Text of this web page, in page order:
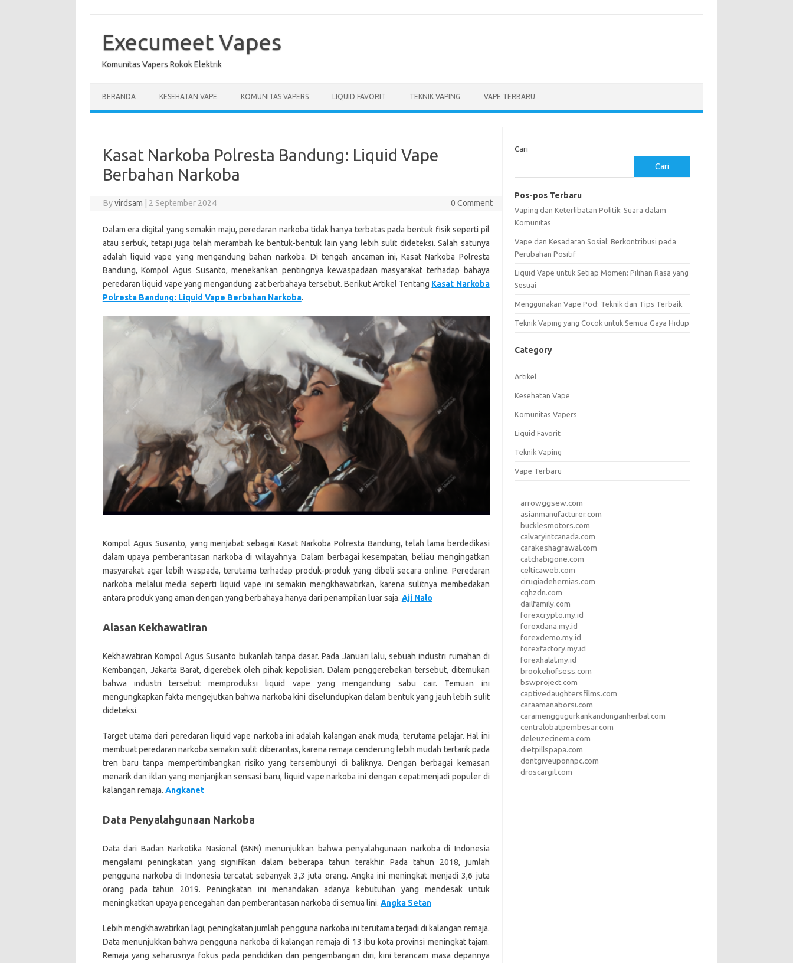
contentExecumeet Vapes
Komunitas Vapers Rokok Elektrik
BERANDA KESEHATAN VAPE KOMUNITAS VAPERS LIQUID FAVORIT TEKNIK VAPING VAPE TERBARU
Kasat Narkoba Polresta Bandung: Liquid Vape
Berbahan Narkoba
Byvirdsam 2 September 2024 0 Comment
Dalam era digital yang semakin maju, peredaran narkoba tidak hanya terbatas pada bentuk fisik seperti pil
atau serbuk, tetapi juga telah merambah ke bentuk-bentuk lain yang lebih sulit dideteksi. Salah satunya
adalah liquid vape yang mengandung bahan narkoba. Di tengah ancaman ini, Kasat Narkoba Polresta
Bandung, Kompol Agus Susanto, menekankan pentingnya kewaspadaan masyarakat terhadap bahaya
peredaran liquid vape yang mengandung zat berbahaya tersebut. Berikut Artikel Tentang Kasat Narkoba
Polresta Bandung: Liquid Vape Berbahan Narkoba.
Kompol Agus Susanto, yang menjabat sebagai Kasat Narkoba Polresta Bandung, telah lama berdedikasi
dalam upaya pemberantasan narkoba di wilayahnya. Dalam berbagai kesempatan, beliau mengingatkan
masyarakat agar lebih waspada, terutama terhadap produk-produk yang dibeli secara online. Peredaran
narkoba melalui media seperti liquid vape ini semakin mengkhawatirkan, karena sulitnya membedakan
antara produk yang aman dengan yang berbahaya hanya dari penampilan luar saja. Aji Nalo
Alasan Kekhawatiran
Kekhawatiran Kompol Agus Susanto bukanlah tanpa dasar. Pada Januari lalu, sebuah industri rumahan di
Kembangan, Jakarta Barat, digerebek oleh pihak kepolisian. Dalam penggerebekan tersebut, ditemukan
bahwa industri tersebut memproduksi liquid vape yang mengandung sabu cair. Temuan ini
mengungkapkan fakta mengejutkan bahwa narkoba kini diselundupkan dalam bentuk yang jauh lebih sulit
dideteksi.
Target utama dari peredaran liquid vape narkoba ini adalah kalangan anak muda, terutama pelajar. Hal ini
membuat peredaran narkoba semakin sulit diberantas, karena remaja cenderung lebih mudah tertarik pada
tren baru tanpa mempertimbangkan risiko yang tersembunyi di baliknya. Dengan berbagai kemasan
menarik dan iklan yang menjanjikan sensasi baru, liquid vape narkoba ini dengan cepat menjadi populer di
kalangan remaja. Angkanet
Data Penyalahgunaan Narkoba
Data dari Badan Narkotika Nasional (BNN) menunjukkan bahwa penyalahgunaan narkoba di Indonesia
mengalami peningkatan yang signifikan dalam beberapa tahun terakhir. Pada tahun 2018, jumlah
pengguna narkoba di Indonesia tercatat sebanyak 3,3 juta orang. Angka ini meningkat menjadi 3,6 juta
orang pada tahun 2019. Peningkatan ini menandakan adanya kebutuhan yang mendesak untuk
meningkatkan upaya pencegahan dan pemberantasan narkoba di semua lini. Angka Setan
Lebih mengkhawatirkan lagi, peningkatan jumlah pengguna narkoba ini terutama terjadi di kalangan remaja.
Data menunjukkan bahwa pengguna narkoba di kalangan remaja di 13 ibu kota provinsi meningkat tajam.
Remaja yang seharusnya fokus pada pendidikan dan pengembangan diri, kini terancam masa depannya
Cari
Cari
Pos-pos Terbaru
Vaping dan Keterlibatan Politik: Suara dalam
Komunitas
Vape dan Kesadaran Sosial: Berkontribusi pada
Perubahan Positif
Liquid Vape untuk Setiap Momen: Pilihan Rasa yang
Sesuai
Menggunakan Vape Pod: Teknik dan Tips Terbaik
Teknik Vaping yang Cocok untuk Semua Gaya Hidup
Category
Artikel
Kesehatan Vape
Komunitas Vapers
Liquid Favorit
Teknik Vaping
Vape Terbaru
arrowggsew.com
asianmanufacturer.com
bucklesmotors.com
calvaryintcanada.com
carakeshagrawal.com
catchabigone.com
celticaweb.com
cirugiadehernias.com
cqhzdn.com
dailfamily.com
forexcrypto.my.id
forexdana.my.id
forexdemo.my.id
forexfactory.my.id
forexhalal.my.id
brookehofsess.com
bswproject.com
captivedaughtersfilms.com
caraamanaborsi.com
caramenggugurkankandunganherbal.com
centralobatpembesar.com
deleuzecinema.com
dietpillspapa.com
dontgiveuponnpc.com
droscargil.com